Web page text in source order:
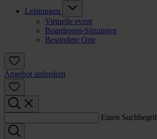
Leistungen
Virtuelle event
Boardroom-Sitzungen
Besondere Orte
Angebot anfordern
Einen